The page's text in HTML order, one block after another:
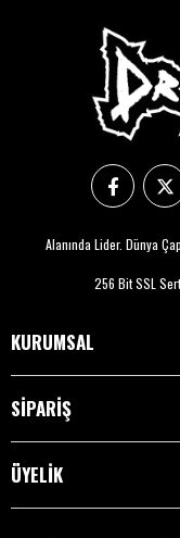
Alanında Lider. Dünya
256 Bit SSL
KURUMSAL
SİPARİŞ
ÜYELİK